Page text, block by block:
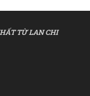
TỪ LAN CHI